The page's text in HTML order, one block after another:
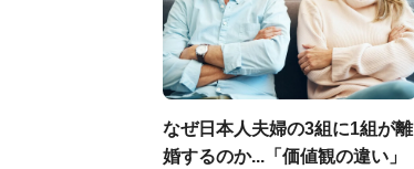
なぜ日本人夫婦の3組に1組が離
婚するのか...「価値観の違い」